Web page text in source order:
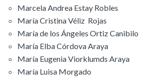
Marcela Andrea Estay Robles
María Cristina Véliz Rojas
María de los Ángeles Ortiz Canibilo
María Elba Córdova Araya
María Eugenia Viorklumds Araya
María Luisa Morgado